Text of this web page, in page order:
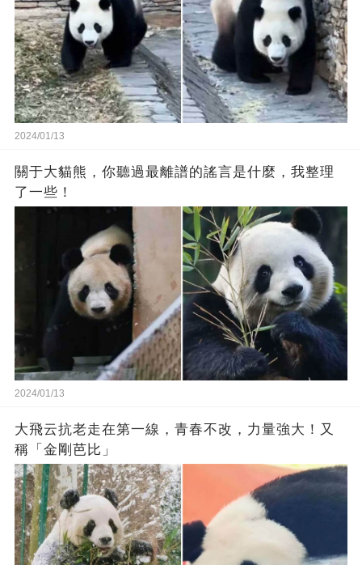
2024/01/13
關于大貓熊，你聽過最離譜的謠言是什麼，我整理
了一些！
2024/01/13
大飛云抗老走在第一線，青春不改，力量強大！又
稱「金剛芭比」